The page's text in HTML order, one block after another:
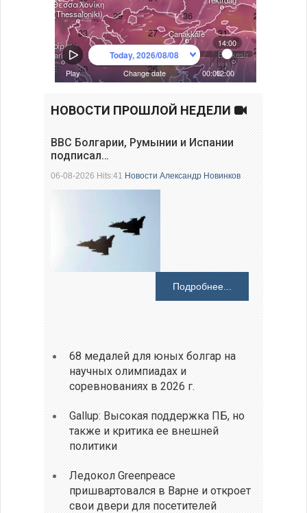
НОВОСТИ ПРОШЛОЙ НЕДЕЛИ
ВВС Болгарии, Румынии и Испании
подписал…
06-08-2026 Hits:41Новости Александр Новинков
Подробнее...
68 медалей для юных болгар на
научных олимпиадах и
соревнованиях в 2026 г.
Gallup: Высокая поддержка ПБ, но
также и критика ее внешней
политики
Ледокол Greenpeace
пришвартовался в Варне и откроет
свои двери для посетителей